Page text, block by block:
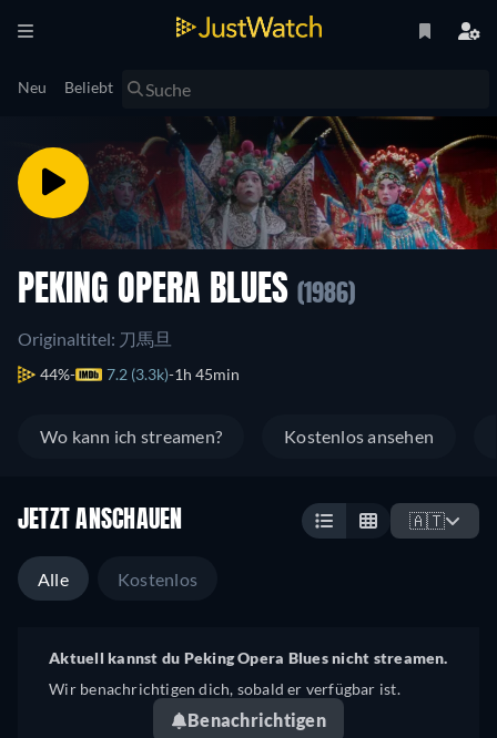
Neu Beliebt
PEKING OPERA BLUES (1986)
Originaltitel: 刀馬旦
44% 7.2 (3.3k) 1h 45min
Wo kann ich streamen? Kostenlos ansehen
JETZT ANSCHAUEN 🇦🇹
Alle Kostenlos
Aktuell kannst du Peking Opera Blues nicht streamen.
Wir benachrichtigen dich, sobald er verfügbar ist.
Benachrichtigen